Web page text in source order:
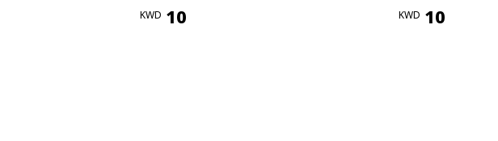
KWD 10
KWD 10